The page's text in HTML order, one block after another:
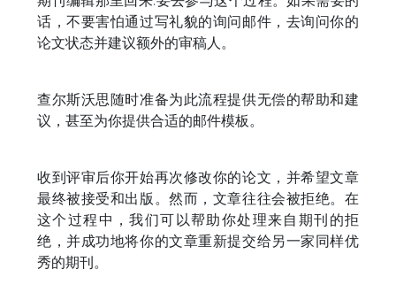
话，不要害怕通过写礼貌的询问邮件，去询问你的
论文状态并建议额外的审稿人。
查尔斯沃思随时准备为此流程提供无偿的帮助和建
议，甚至为你提供合适的邮件模板。
收到评审后你开始再次修改你的论文，并希望文章
最终被接受和出版。然而，文章往往会被拒绝。在
这个过程中，我们可以帮助你处理来自期刊的拒
绝，并成功地将你的文章重新提交给另一家同样优
秀的期刊。